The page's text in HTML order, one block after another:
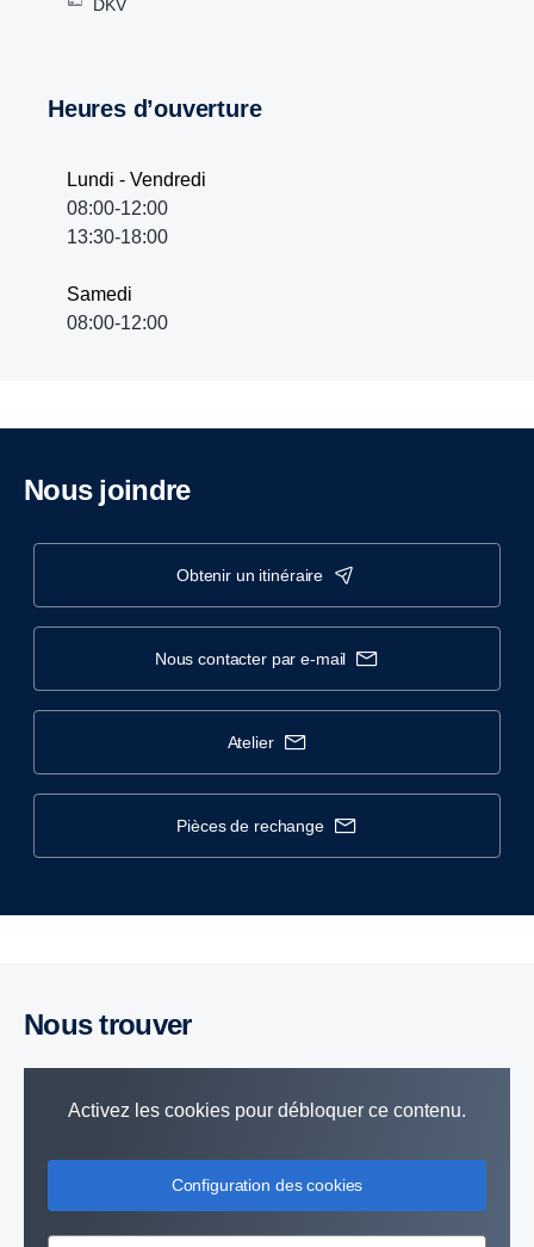
DKV
Heures d’ouverture
Lundi - Vendredi
08:00-12:00
13:30-18:00
Samedi
08:00-12:00
Nous joindre
obtenir un itinéraire
nous contacter par e-mail
atelier
pièces de rechange
Nous trouver
Activez les cookies pour débloquer ce contenu.
Configuration des cookies